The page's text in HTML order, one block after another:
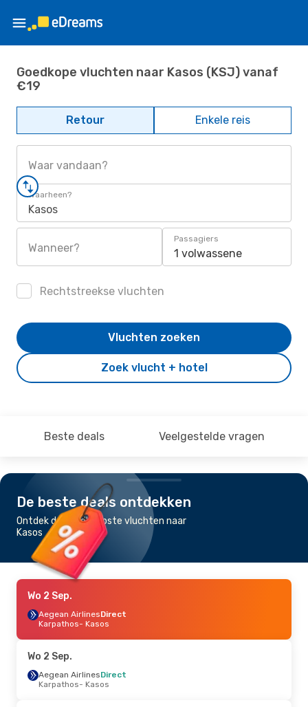
Goedkope vluchten naar Kasos (KSJ) vanaf
€19
Retour Enkele reis
Waar vandaan?
Waarheen?
Kasos
Wanneer?
Passagiers
1 volwassene
Rechtstreekse vluchten
Zoek vlucht + hotel
Vluchten zoeken
Beste deals Veelgestelde vragen
De beste deals ontdekken
Ontdek de goedkoopste vluchten naar
Kasos
Wo 2 Sep.
Aegean AirlinesDirect
Karpathos- Kasos
Wo 2 Sep.
Aegean AirlinesDirect
Karpathos- Kasos